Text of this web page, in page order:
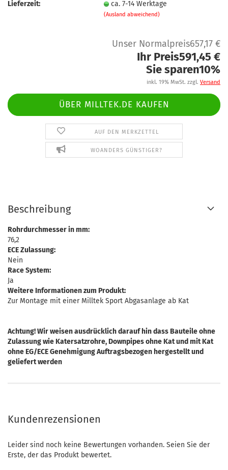
Lieferzeit:
ca. 7-14 Werktage
(Ausland abweichend)
Unser Normalpreis657,17 €
Ihr Preis591,45 €
Sie sparen10%
inkl. 19% MwSt. zzgl. Versand
ÜBER MILLTEK.DE KAUFEN
AUF DEN MERKZETTEL
WOANDERS GÜNSTIGER?
Beschreibung
Rohrdurchmesser in mm:
76,2
ECE Zulassung:
Nein
Race System:
Ja
Weitere Informationen zum Produkt:
Zur Montage mit einer Milltek Sport Abgasanlage ab Kat
Achtung! Wir weisen ausdrücklich darauf hin dass Bauteile ohne
Zulassung wie Katersatzrohre, Downpipes ohne Kat und mit Kat
ohne EG/ECE Genehmigung Auftragsbezogen hergestellt und
geliefert werden
Kundenrezensionen
Leider sind noch keine Bewertungen vorhanden. Seien Sie der
Erste, der das Produkt bewertet.